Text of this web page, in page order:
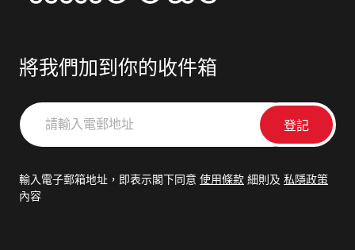
將我們加到你的收件箱
請
輸
郵
輸入電子郵箱地址，即表示閣下同意 使用條款 細則及 私隱政策
內容